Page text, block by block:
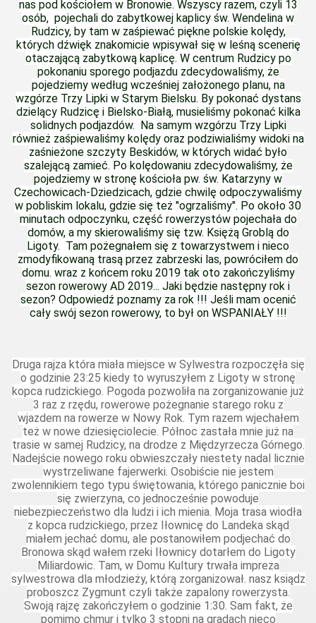
nas pod kościołem w Bronowie. Wszyscy razem, czyli 13
osób, pojechali do zabytkowej kaplicy św. Wendelina w
Rudzicy, by tam w zaśpiewać piękne polskie kolędy,
których dźwięk znakomicie wpisywał się w leśną scenerię
otaczającą zabytkową kaplicę. W centrum Rudzicy po
pokonaniu sporego podjazdu zdecydowaliśmy, że
pojedziemy według wcześniej założonego planu, na
wzgórze Trzy Lipki w Starym Bielsku. By pokonać dystans
dzielący Rudzicę i Bielsko-Białą, musieliśmy pokonać kilka
solidnych podjazdów. Na samym wzgórzu Trzy Lipki
również zaśpiewaliśmy kolędy oraz podziwialiśmy widoki na
zaśnieżone szczyty Beskidów, w których widać było
szalejącą zamieć. Po kolędowaniu zdecydowaliśmy, że
pojedziemy w stronę kościoła pw. św. Katarzyny w
Czechowicach-Dziedzicach, gdzie chwilę odpoczywaliśmy
w pobliskim lokalu, gdzie się też "ogrzaliśmy". Po około 30
minutach odpoczynku, część rowerzystów pojechała do
domów, a my skierowaliśmy się tzw. Księżą Groblą do
Ligoty. Tam pożegnałem się z towarzystwem i nieco
zmodyfikowaną trasą przez zabrzeski las, powróciłem do
domu. wraz z końcem roku 2019 tak oto zakończyliśmy
sezon rowerowy AD 2019... Jaki będzie następny rok i
sezon? Odpowiedź poznamy za rok !!! Jeśli mam ocenić
cały swój sezon rowerowy, to był on WSPANIAŁY !!!
Druga rajza która miała miejsce w Sylwestra rozpoczęła się
o godzinie 23:25 kiedy to wyruszyłem z Ligoty w stronę
kopca rudzickiego. Pogoda pozwoliła na zorganizowanie już
3 raz z rzędu, rowerowe pożegnanie starego roku z
wjazdem na rowerze w Nowy Rok. Tym razem wjechałem
też w nowe dziesięciolecie. Północ zastała mnie już na
trasie w samej Rudzicy, na drodze z Międzyrzecza Górnego.
Nadejście nowego roku obwieszczały niestety nadal licznie
wystrzeliwane fajerwerki. Osobiście nie jestem
zwolennikiem tego typu świętowania, którego panicznie boi
się zwierzyna, co jednocześnie powoduje
niebezpieczeństwo dla ludzi i ich mienia. Moja trasa wiodła
z kopca rudzickiego, przez Iłownicę do Landeka skąd
miałem jechać domu, ale postanowiłem podjechać do
Bronowa skąd wałem rzeki Iłownicy dotarłem do Ligoty
Miliardowic. Tam, w Domu Kultury trwała impreza
sylwestrowa dla młodzieży, którą zorganizował. nasz ksiądz
proboszcz Zygmunt czyli także zapalony rowerzysta.
Swoją rajzę zakończyłem o godzinie 1:30. Sam fakt, że
pomimo chmur i tylko 3 stopni na gradach nieco